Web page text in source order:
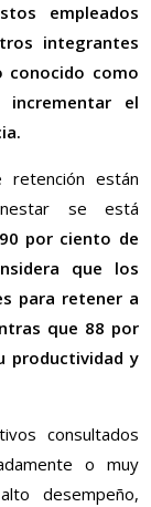
empleados
integrantes
conocido como
incrementar el
retención están
se está
por ciento de
que los
para retener a
que 88 por
productividad y
consultados
o muy
desempeño,